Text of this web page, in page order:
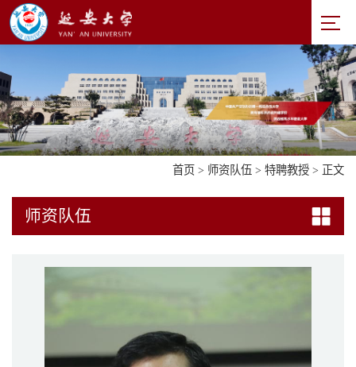
首页 > 师资队伍 > 特聘教授 > 正文
师资队伍